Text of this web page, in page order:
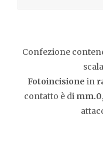
Confezione
Fotoincisione in
contatto è di